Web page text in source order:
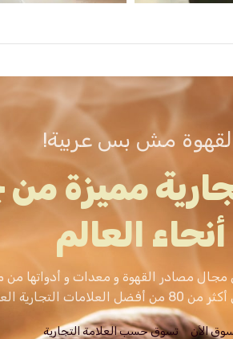
مش بس عربية!
مميزة
أنحاء العالم
مصادر القهوة و معدات و أدواتها من
التجارية العالمية.
الاَن تسوق حسب العلامة التجارية